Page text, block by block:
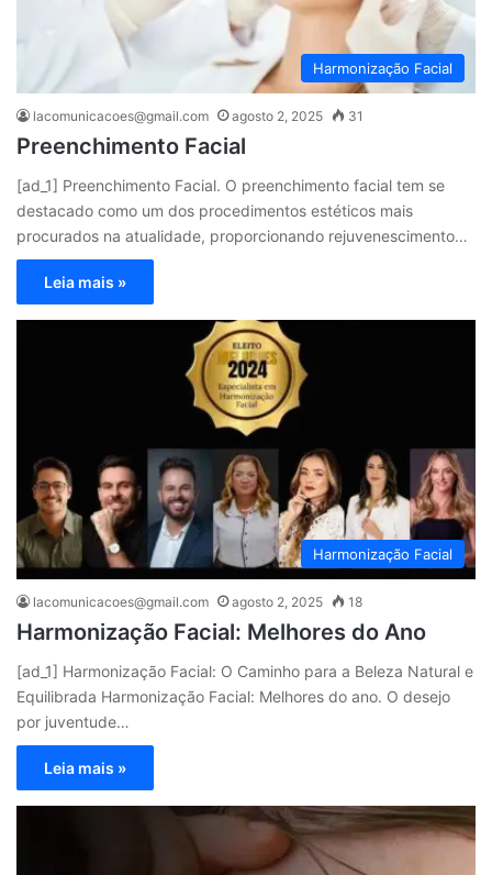
Harmonização Facial
lacomunicacoes@gmail.com agosto 2, 2025 31
Preenchimento Facial
[ad_1] Preenchimento Facial. O preenchimento facial tem se
destacado como um dos procedimentos estéticos mais
procurados na atualidade, proporcionando rejuvenescimento…
Leia mais »
Harmonização Facial
lacomunicacoes@gmail.com agosto 2, 2025 18
Harmonização Facial: Melhores do Ano
[ad_1] Harmonização Facial: O Caminho para a Beleza Natural e
Equilibrada Harmonização Facial: Melhores do ano. O desejo
por juventude…
Leia mais »